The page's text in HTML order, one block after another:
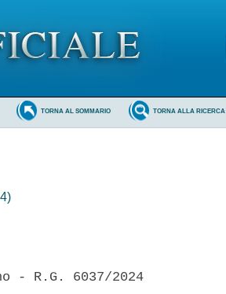
TORNA ALLA RICERCA
TORNA AL SOMMARIO
- R.G. 6037/2024